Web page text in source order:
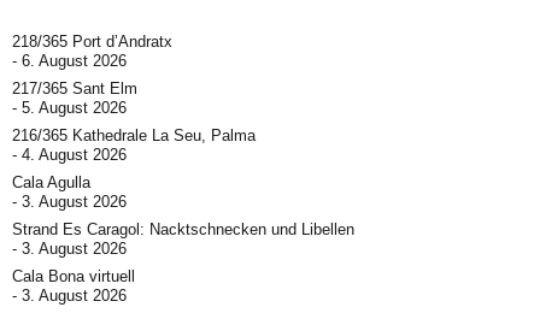
218/365 Port d’Andratx
6. August 2026
217/365 Sant Elm
5. August 2026
216/365 Kathedrale La Seu, Palma
4. August 2026
Cala Agulla
3. August 2026
Strand Es Caragol: Nacktschnecken und Libellen
3. August 2026
Cala Bona virtuell
3. August 2026